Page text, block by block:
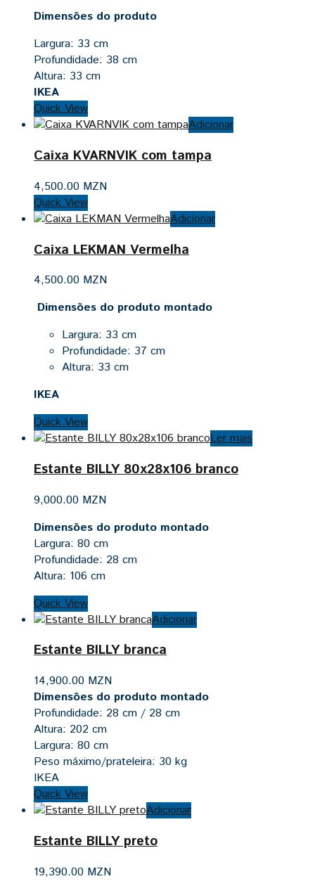
Dimensões do produto
Largura: 33 cm
Profundidade: 38 cm
Altura: 33 cm
IKEA
Quick View
Adicionar
Caixa KVARNVIK com tampa
4,500.00 MZN
Quick View
Adicionar
Caixa LEKMAN Vermelha
4,500.00 MZN
Dimensões do produto montado
Largura: 33 cm
Profundidade: 37 cm
Altura: 33 cm
IKEA
Quick View
Ler mais
Estante BILLY 80x28x106 branco
9,000.00 MZN
Dimensões do produto montado
Largura: 80 cm
Profundidade: 28 cm
Altura: 106 cm
Quick View
Adicionar
Estante BILLY branca
14,900.00 MZN
Dimensões do produto montado
Profundidade: 28 cm / 28 cm
Altura: 202 cm
Largura: 80 cm
Peso máximo/prateleira: 30 kg
IKEA
Quick View
Adicionar
Estante BILLY preto
19,390.00 MZN